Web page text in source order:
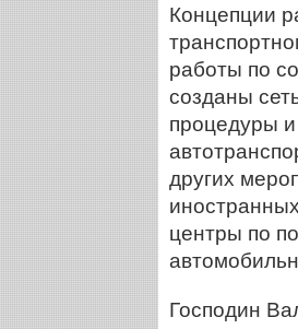
Концепции
работы по
созданы
процедуры
других
центры по
Господин